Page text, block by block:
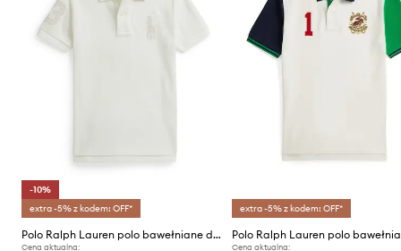
-10%
extra -5% z kodem: OFF*
Polo Ralph Lauren polo bawełniane dziecięce
Cena aktualna:
extra -5% z kodem: OFF*
Cena aktualna: